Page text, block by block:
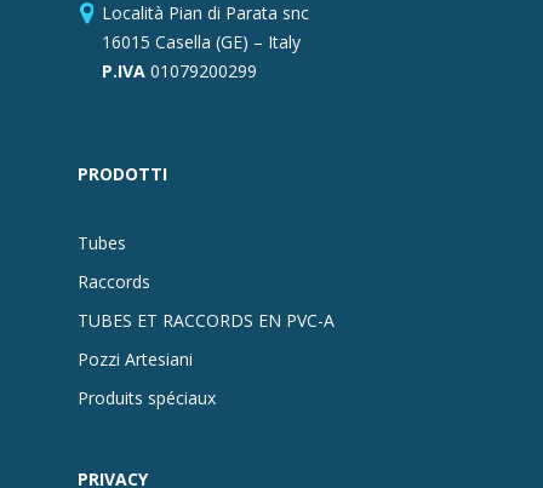
Località Pian di Parata snc
16015 Casella (GE) – Italy
P.IVA 01079200299
PRODOTTI
Tubes
Raccords
TUBES ET RACCORDS EN PVC-A
Pozzi Artesiani
Produits spéciaux
PRIVACY